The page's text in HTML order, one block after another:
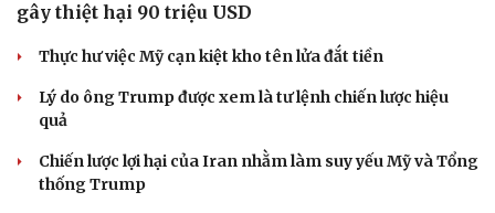
gây thiệt hại 90 triệu USD
Thực hư việc Mỹ cạn kiệt kho tên lửa đắt tiền
Lý do ông Trump được xem là tư lệnh chiến lược hiệu
quả
Chiến lược lợi hại của Iran nhằm làm suy yếu Mỹ và Tổng
thống Trump